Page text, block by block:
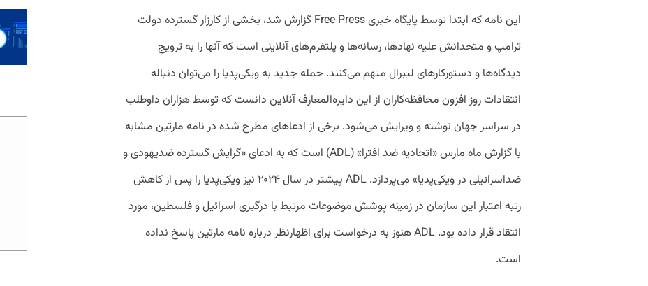
این نامه که ابتدا توسط پایگاه خبری Free Press گزارش شد، بخشی از کارزار گسترده‌ دولت
ترامپ و متحدانش علیه نهادها، رسانه‌ها و پلتفرم‌های آنلاینی است که آنها را به ترویج
دیدگاه‌ها و دستورکارهای لیبرال متهم می‌کنند. حمله جدید به ویکی‌پدیا را می‌توان دنباله
انتقادات روز افزون محافظه‌کاران از این دایره‌المعارف آنلاین دانست که توسط هزاران داوطلب
در سراسر جهان نوشته و ویرایش می‌شود. برخی از ادعاهای مطرح شده در نامه مارتین مشابه
با گزارش ماه مارس «اتحادیه ضد افترا» (ADL) است که به ادعای «گرایش گسترده ضدیهودی و
ضداسرائیلی در ویکی‌پدیا» می‌پردازد. ADL پیشتر در سال ۲۰۲۴ نیز ویکی‌پدیا را پس از کاهش
رتبه اعتبار این سازمان در زمینه پوشش موضوعات مرتبط با درگیری اسرائیل و فلسطین، مورد
انتقاد قرار داده بود. ADL هنوز به درخواست برای اظهارنظر درباره نامه مارتین پاسخ نداده
است.